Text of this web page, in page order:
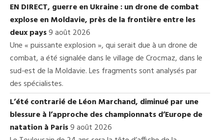
EN DIRECT, guerre en Ukraine : un drone de combat
explose en Moldavie, près de la frontière entre les
deux pays9 août 2026
Une « puissante explosion », qui serait due à un drone de
combat, a été signalée dans le village de Crocmaz, dans le
sud-est de la Moldavie. Les fragments sont analysés par
des spécialistes.
L’été contrarié de Léon Marchand, diminué par une
blessure à l’approche des championnats d’Europe de
natation à Paris9 août 2026